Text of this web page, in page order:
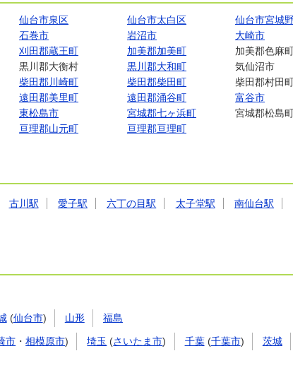
仙台市泉区 仙台市太白区
仙台市宮城
石巻市 岩沼市
大崎市
刈田郡蔵王町 加美郡加美町
加美郡色麻
黒川郡大衡村 黒川郡大和町
気仙沼市
柴田郡川崎町 柴田郡柴田町
柴田郡村田
遠田郡美里町 遠田郡涌谷町
富谷市
東松島市 宮城郡七ヶ浜町
宮城郡松島
亘理郡山元町 亘理郡亘理町
古川駅 愛子駅 六丁の目駅 太子堂駅
南仙台駅
(仙台市) 山形 福島
市 ・相模原市) 埼玉 (さいたま市) 千葉(千葉市)
茨城